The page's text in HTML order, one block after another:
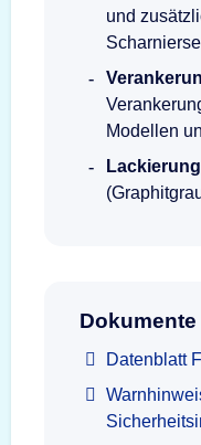
und
Modellen
Datenblatt